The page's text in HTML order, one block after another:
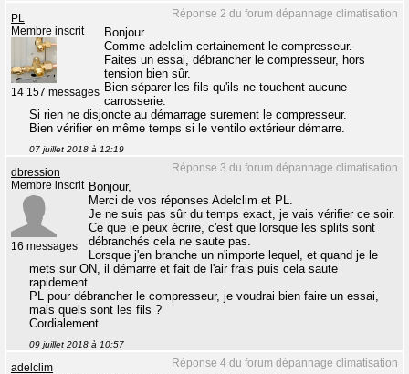
Réponse 2 du forum dépannage climatisation
PL
Membre inscrit
14 157 messages
Bonjour.
Comme adelclim certainement le compresseur.
Faites un essai, débrancher le compresseur, hors
tension bien sûr.
Bien séparer les fils qu'ils ne touchent aucune
carrosserie.
Si rien ne disjoncte au démarrage surement le compresseur.
Bien vérifier en même temps si le ventilo extérieur démarre.
07 juillet 2018 à 12:19
Réponse 3 du forum dépannage climatisation
dbression
Membre inscrit
16 messages
Bonjour,
Merci de vos réponses Adelclim et PL.
Je ne suis pas sûr du temps exact, je vais vérifier ce soir.
Ce que je peux écrire, c'est que lorsque les splits sont
débranchés cela ne saute pas.
Lorsque j'en branche un n'importe lequel, et quand je le
mets sur ON, il démarre et fait de l'air frais puis cela saute
rapidement.
PL pour débrancher le compresseur, je voudrai bien faire un essai,
mais quels sont les fils ?
Cordialement.
09 juillet 2018 à 10:57
Réponse 4 du forum dépannage climatisation
adelclim